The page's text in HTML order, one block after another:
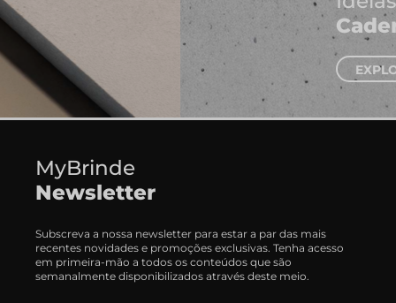
Cadernos e Blocos de Notas
EXPLORAR CADERNOS
MyBrinde
Newsletter
Subscreva a nossa newsletter para estar a par das mais
recentes novidades e promoções exclusivas. Tenha acesso
em primeira-mão a todos os conteúdos que são
semanalmente disponibilizados através deste meio.